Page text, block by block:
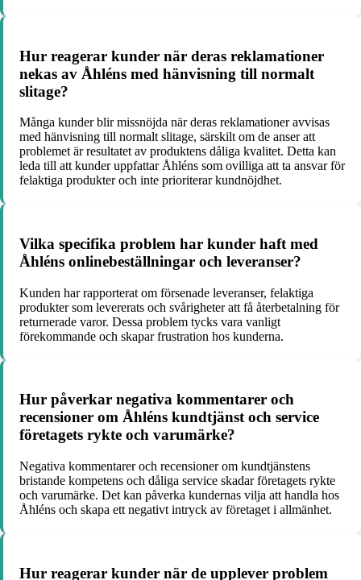
Hur reagerar kunder när deras reklamationer
nekas av Åhléns med hänvisning till normalt
slitage?
Många kunder blir missnöjda när deras reklamationer avvisas
med hänvisning till normalt slitage, särskilt om de anser att
problemet är resultatet av produktens dåliga kvalitet. Detta kan
leda till att kunder uppfattar Åhléns som ovilliga att ta ansvar för
felaktiga produkter och inte prioriterar kundnöjdhet.
Vilka specifika problem har kunder haft med
Åhléns onlinebeställningar och leveranser?
Kunden har rapporterat om försenade leveranser, felaktiga
produkter som levererats och svårigheter att få återbetalning för
returnerade varor. Dessa problem tycks vara vanligt
förekommande och skapar frustration hos kunderna.
Hur påverkar negativa kommentarer och
recensioner om Åhléns kundtjänst och service
företagets rykte och varumärke?
Negativa kommentarer och recensioner om kundtjänstens
bristande kompetens och dåliga service skadar företagets rykte
och varumärke. Det kan påverka kundernas vilja att handla hos
Åhléns och skapa ett negativt intryck av företaget i allmänhet.
Hur reagerar kunder när de upplever problem